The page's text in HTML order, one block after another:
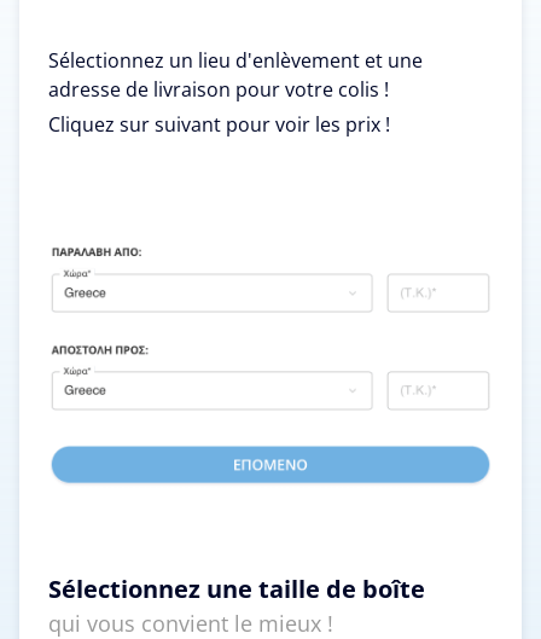
Sélectionnez un lieu d'enlèvement et une
adresse de livraison pour votre colis !
Cliquez sur suivant pour voir les prix !
Sélectionnez une taille de boîte
qui vous convient le mieux !